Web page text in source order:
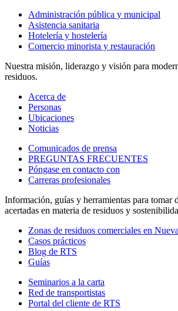
Administración pública y municipal
Asistencia sanitaria
Hotelería y hostelería
Comercio minorista y restauración
Nuestra misión, liderazgo y visión para
residuos.
Acerca de
Personas
Ubicaciones
Noticias
Comunicados de prensa
PREGUNTAS FRECUENTES
Póngase en contacto con
Carreras profesionales
Información, guías y herramientas para tomar
acertadas en materia de residuos y
Zonas de residuos comerciales en
Casos prácticos
Blog de RTS
Guías
Seminarios a la carta
Red de transportistas
Portal del cliente de RTS